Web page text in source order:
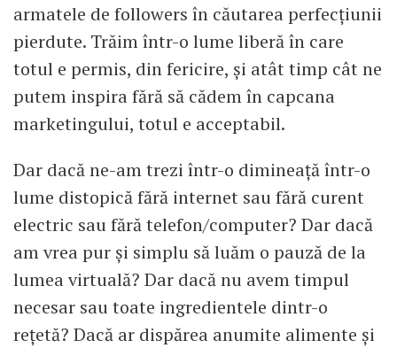
armatele de followers în căutarea perfecțiunii
pierdute. Trăim într-o lume liberă în care
totul e permis, din fericire, și atât timp cât ne
putem inspira fără să cădem în capcana
marketingului, totul e acceptabil.
Dar dacă ne-am trezi într-o dimineață într-o
lume distopică fără internet sau fără curent
electric sau fără telefon/computer? Dar dacă
am vrea pur și simplu să luăm o pauză de la
lumea virtuală? Dar dacă nu avem timpul
necesar sau toate ingredientele dintr-o
rețetă? Dacă ar dispărea anumite alimente și